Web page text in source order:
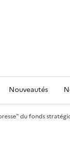
Nouveautés
du fonds